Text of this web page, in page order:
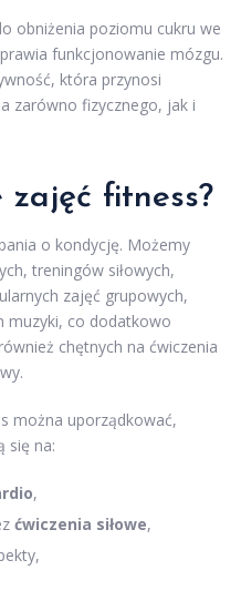
obniżenia poziomu cukru we
funkcjonowanie mózgu.
która przynosi
zarówno fizycznego, jak i
zajęć fitness?
o kondycję. Możemy
treningów siłowych,
zajęć grupowych,
muzyki, co dodatkowo
chętnych na ćwiczenia
można uporządkować,
się na:
,
ćwiczenia siłowe,